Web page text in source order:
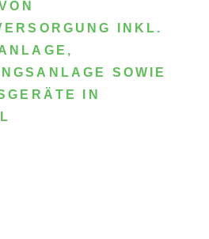
INKL.
SOWIE
IN